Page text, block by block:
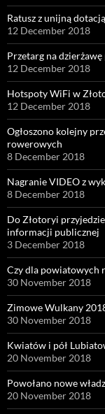
Ratusz z unijną
12 December 2018
Przetarg na
12 December 2018
Hotspoty WiFi w
12 December 2018
Ogłoszono kolejny
rowerowych
8 December 2018
Nagranie VIDEO z
8 December 2018
Do Złotoryi
informacji publicznej
3 December 2018
Czy dla powiatowych
30 November 2018
Zimowe Wulkany
30 November 2018
Kwiatów i pół
20 November 2018
Powołano nowe
20 November 2018